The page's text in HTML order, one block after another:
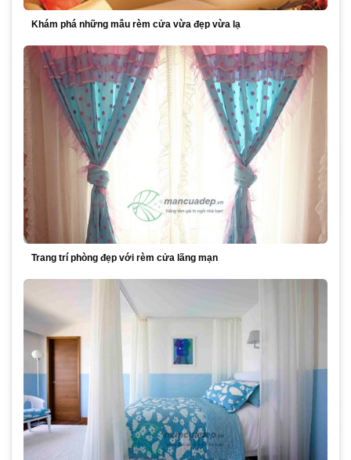
Khám phá những mẫu rèm cửa vừa đẹp vừa lạ
Trang trí phòng đẹp với rèm cửa lãng mạn